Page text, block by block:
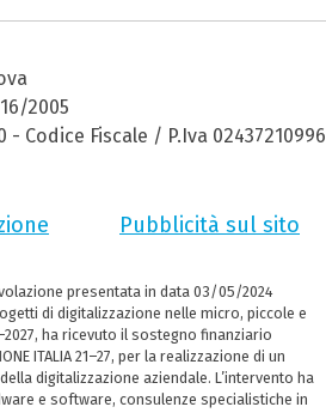
2005
Codice Fiscale / P.Iva 02437210996
Pubblicità sul sito
presentata in data 03/05/2024
di digitalizzazione nelle micro, piccole e
ha ricevuto il sostegno finanziario
ITALIA 21–27, per la realizzazione di un
digitalizzazione aziendale. L’intervento ha
e software, consulenze specialistiche in